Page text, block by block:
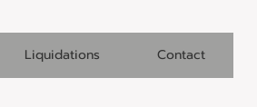
Liquidations Contact